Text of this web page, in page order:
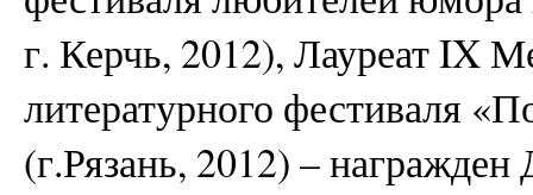
г. Керчь, 2012), Лауреат IX
литературного фестиваля
(г.Рязань, 2012) –